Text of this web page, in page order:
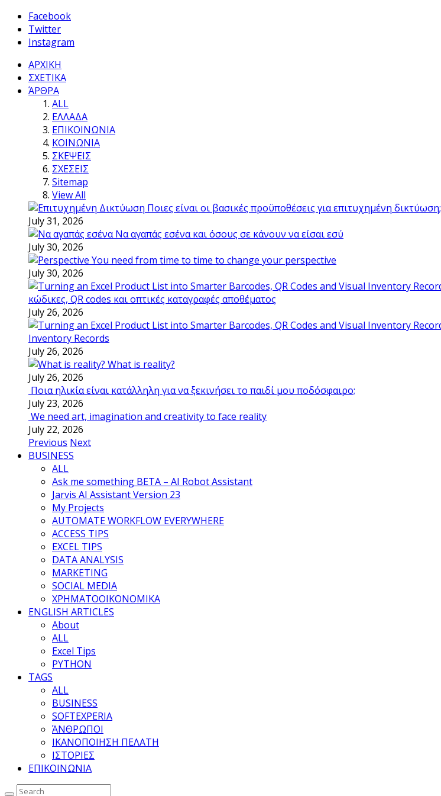
Facebook
Twitter
Instagram
ΑΡΧΙΚΗ
ΣΧΕΤΙΚΑ
ΆΡΘΡΑ
ALL
ΕΛΛΑΔΑ
ΕΠΙΚΟΙΝΩΝΙΑ
ΚΟΙΝΩΝΙΑ
ΣΚΕΨΕΙΣ
ΣΧΕΣΕΙΣ
Sitemap
View All
Ποιες είναι οι βασικές προϋποθέσεις για επιτυχημένη δικτύωση;
July 31, 2026
Να αγαπάς εσένα και όσους σε κάνουν να είσαι εσύ
July 30, 2026
You need from time to time to change your perspective
July 30, 2026
κώδικες, QR codes και οπτικές καταγραφές αποθέματος
July 26, 2026
Inventory Records
July 26, 2026
What is reality?
July 26, 2026
Ποια ηλικία είναι κατάλληλη για να ξεκινήσει το παιδί μου ποδόσφαιρο;
July 23, 2026
We need art, imagination and creativity to face reality
July 22, 2026
Previous Next
BUSINESS
ALL
Ask me something BETA – AI Robot Assistant
Jarvis AI Assistant Version 23
My Projects
AUTOMATE WORKFLOW EVERYWHERE
ACCESS TIPS
EXCEL TIPS
DATA ANALYSIS
MARKETING
SOCIAL MEDIA
ΧΡΗΜΑΤΟΟΙΚΟΝΟΜΙΚΑ
ENGLISH ARTICLES
About
ALL
Excel Tips
PYTHON
TAGS
ALL
BUSINESS
SOFTEXPERIA
ΆΝΘΡΩΠΟΙ
ΙΚΑΝΟΠΟΙΗΣΗ ΠΕΛΑΤΗ
ΙΣΤΟΡΙΕΣ
ΕΠΙΚΟΙΝΩΝΙΑ